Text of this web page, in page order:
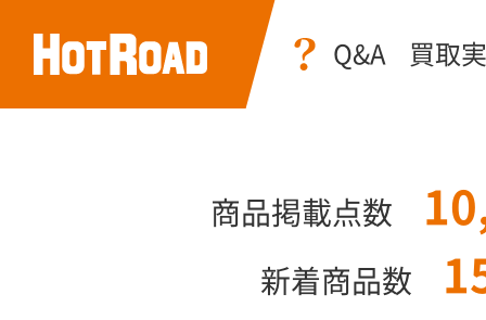
Q&A 買取
商品掲載点数
新着商品数